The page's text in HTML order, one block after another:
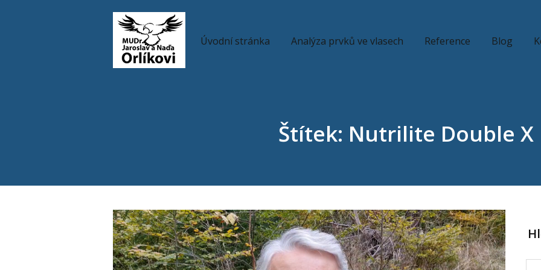
Úvodní stránka Analýza prvků ve vlasech Reference Blog
Štítek: Nutrilite Double X